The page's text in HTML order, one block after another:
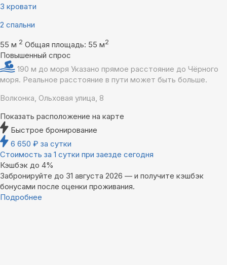
3 кровати
2 спальни
55 м 2 Общая площадь: 55 м2
Повышенный спрос
190 м до моря Указано прямое расстояние до Чёрного
моря. Реальное расстояние в пути может быть больше.
Волконка, Ольховая улица, 8
Показать расположение на карте
Быстрое бронирование
6 650 ₽ за сутки
Стоимость за 1 сутки при заезде сегодня
Кэшбэк до 4%
Забронируйте до 31 августа 2026 — и получите кэшбэк
бонусами после оценки проживания.
Подробнее